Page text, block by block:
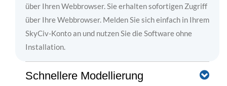
über Ihren Webbrowser. Sie erhalten sofortigen Zugriff
über Ihre Webbrowser. Melden Sie sich einfach in Ihrem
SkyCiv-Konto an und nutzen Sie die Software ohne
Installation.
Schnellere Modellierung